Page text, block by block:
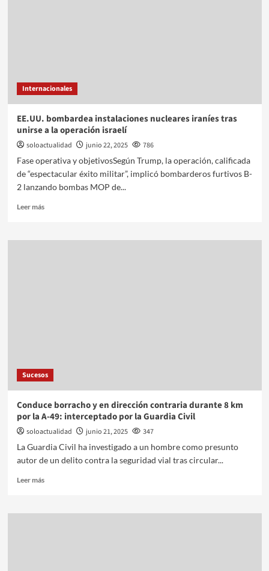
Internacionales
EE.UU. bombardea instalaciones nucleares iraníes tras
unirse a la operación israelí
soloactualidad junio 22, 2025
786
Fase operativa y objetivosSegún Trump, la operación, calificada
de “espectacular éxito militar”, implicó bombarderos furtivos B-
2 lanzando bombas MOP de...
Leer más
Sucesos
Conduce borracho y en dirección contraria durante 8 km
por la A-49: interceptado por la Guardia Civil
soloactualidad junio 21, 2025
347
La Guardia Civil ha investigado a un hombre como presunto
autor de un delito contra la seguridad vial tras circular...
Leer más